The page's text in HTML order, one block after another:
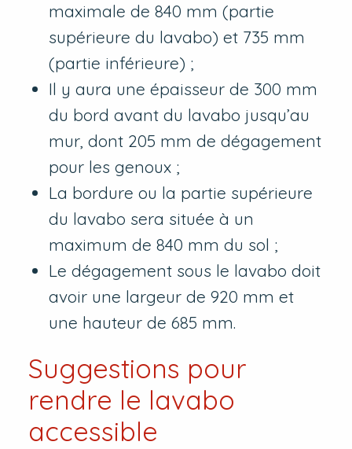
maximale de 840 mm (partie
supérieure du lavabo) et 735 mm
(partie inférieure) ;
Il y aura une épaisseur de 300 mm
du bord avant du lavabo jusqu’au
mur, dont 205 mm de dégagement
pour les genoux ;
La bordure ou la partie supérieure
du lavabo sera située à un
maximum de 840 mm du sol ;
Le dégagement sous le lavabo doit
avoir une largeur de 920 mm et
une hauteur de 685 mm.
Suggestions pour
rendre le lavabo
accessible